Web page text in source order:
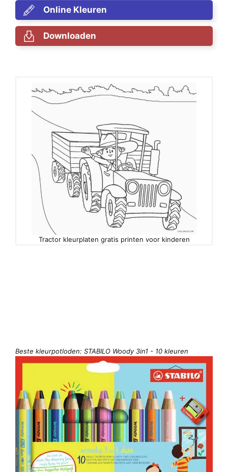
Online Kleuren
Downloaden
Tractor kleurplaten gratis printen voor kinderen
Beste kleurpotloden: STABILO Woody 3in1 - 10 kleuren